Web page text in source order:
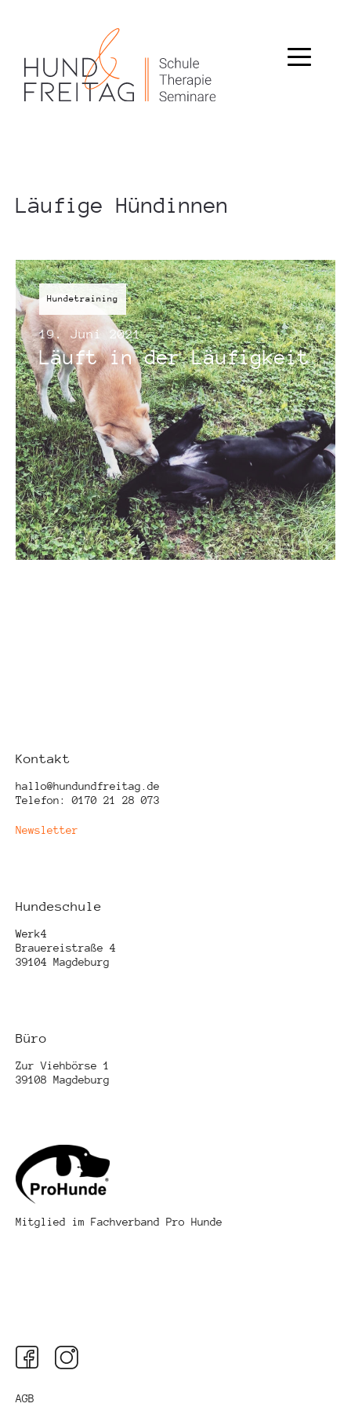
Läufige Hündinnen
Hundetraining
19. Juni 2021
Läuft in der Läufigkeit
Kontakt
hallo@hundundfreitag.de
Telefon: 0170 21 28 073
Newsletter
Hundeschule
Werk4
Brauereistraße 4
39104 Magdeburg
Büro
Zur Viehbörse 1
39108 Magdeburg
Mitglied im Fachverband Pro Hunde
AGB